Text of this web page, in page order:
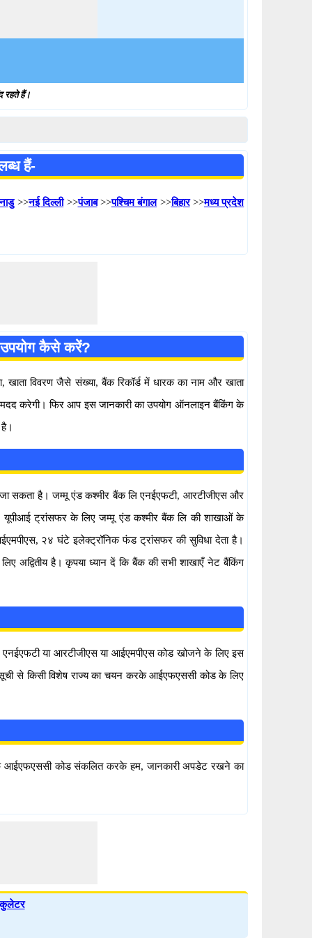
रहते हैं।
हैं-
>>नई दिल्ली>>पंजाब>>पश्चिम बंगाल>>बिहार>>मध्य प्रदेश
कैसे करें?
विवरण जैसे संख्या, बैंक रिकॉर्ड में धारक का नाम और खाता
करेगी। फिर आप इस जानकारी का उपयोग ऑनलाइन बैंकिंग के
जा सकता है। जम्मू एंड कश्मीर बैंक लि एनईएफटी, आरटीजीएस और
यूपीआई ट्रांसफर के लिए जम्मू एंड कश्मीर बैंक लि की शाखाओं के
२४ घंटे इलेक्ट्रॉनिक फंड ट्रांसफर की सुविधा देता है।
है। कृपया ध्यान दें कि बैंक की सभी शाखाएँ नेट बैंकिंग
या आरटीजीएस या आईएमपीएस कोड खोजने के लिए इस
से किसी विशेष राज्य का चयन करके आईएफएससी कोड के लिए
आईएफएससी कोड संकलित करके हम, जानकारी अपडेट रखने का